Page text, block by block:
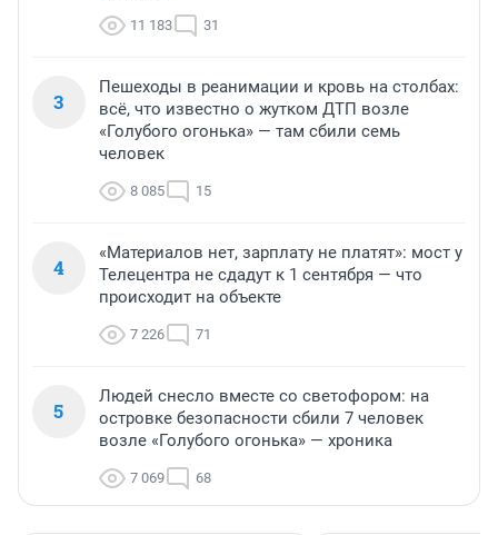
11 183 31
3
Пешеходы в реанимации и кровь на столбах:
всё, что известно о жутком ДТП возле
«Голубого огонька» — там сбили семь
человек
8 085 15
4
«Материалов нет, зарплату не платят»: мост у
Телецентра не сдадут к 1 сентября — что
происходит на объекте
7 226 71
5
Людей снесло вместе со светофором: на
островке безопасности сбили 7 человек
возле «Голубого огонька» — хроника
7 069 68